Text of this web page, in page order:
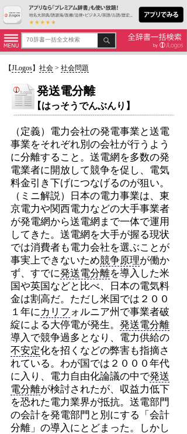
【JLogos】 社会> 社会問題
発送電分離
【はっそうでんぶんり】
（定義）電力会社の発電事業と送電
事業をそれぞれ別の会社が行うよう
に分離すること。送電網を多数の発
電業者に開放して競争を促し、電気
料金引き下げにつなげるのが狙い。
（ミニ解説）日本の電力事業は、東
京電力や関西電力などの大手事業者
が発電網から送電網まで一体で運用
してきた。送電網を大手が握る現状
では消費者も電力会社を選ぶことが
事実上できないため競争原理が働か
ず、すでに発送電分離を導入した米
国や英国などと比べ、日本の電気料
金は割高だ。ただし米国では２００
１年にカリフ ォルニア州で事業者破
綻による大停電が発生。 発送電分離
導入で競争過多となり、電力供給の
不安定化を招くなどの弊害も指摘さ
れている。わが国では２０００年代
に入り、電力自由化論議の中で発送
電分離が検討されたが、収益力低下
を恐れた電力業界が抵抗。送電部門
の会計を発電部門と別にする「会計
分離」の導入にとどまった。しかし